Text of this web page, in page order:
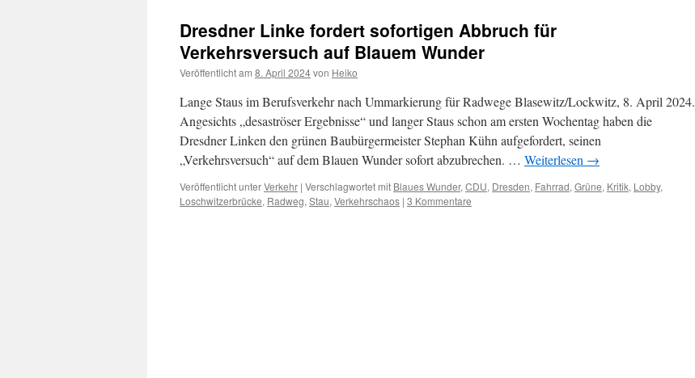
Dresdner Linke fordert sofortigen Abbruch für
Verkehrsversuch auf Blauem Wunder
Veröffentlicht am 8. April 2024von Heiko
Lange Staus im Berufsverkehr nach Ummarkierung für Radwege Blasewitz/Lockwitz, 8. April 2024.
Angesichts „desaströser Ergebnisse“ und langer Staus schon am ersten Wochentag haben die
Dresdner Linken den grünen Baubürgermeister Stephan Kühn aufgefordert, seinen
„Verkehrsversuch“ auf dem Blauen Wunder sofort abzubrechen. … Weiterlesen →
Veröffentlicht unterVerkehr | Verschlagwortet mit Blaues Wunder, CDU, Dresden, Fahrrad, Grüne, Kritik, Lobby,
Loschwitzerbrücke, Radweg, Stau, Verkehrschaos | 3 Kommentare